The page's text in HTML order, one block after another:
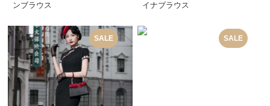
ンブラウス
イナブラウス
SALE SALE